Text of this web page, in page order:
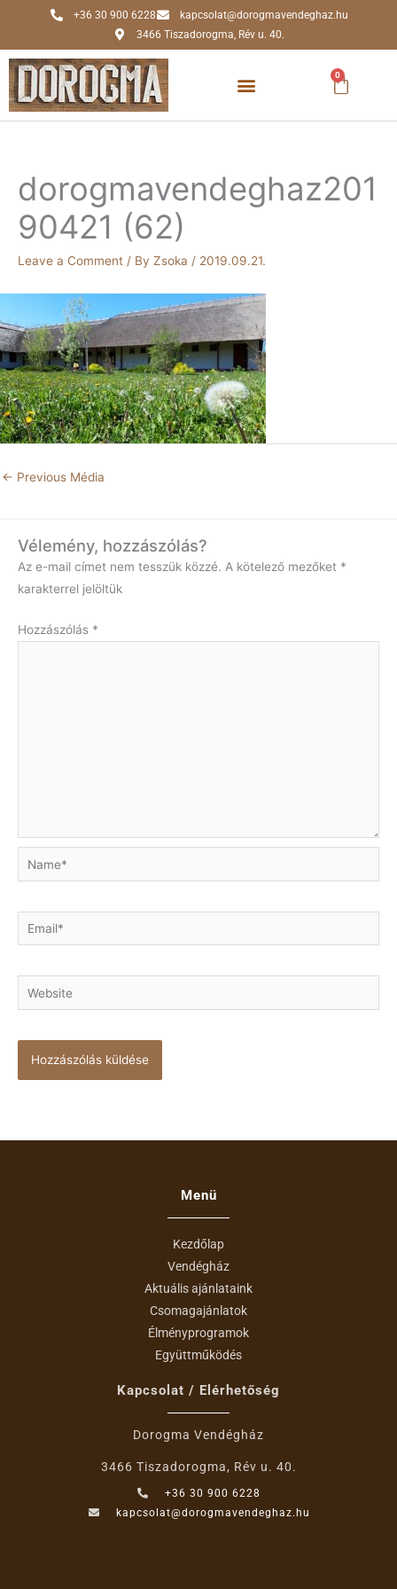
content
+36 30 900 6228
kapcsolat@dorogmavendeghaz.hu
3466 Tiszadorogma, Rév u. 40.
0
Kosár
dorogmavendeghaz201
90421 (62)
Leave a Comment / By Zsoka / 2019.09.21.
← Previous Média
Vélemény, hozzászólás?
Az e-mail címet nem tesszük közzé. A kötelező mezőket *
karakterrel jelöltük
Hozzászólás *
Name*
Email*
Website
Menü
Kezdőlap
Vendégház
Aktuális ajánlataink
Csomagajánlatok
Élményprogramok
Együttműködés
Kapcsolat / Elérhetőség
Dorogma Vendégház
3466 Tiszadorogma, Rév u. 40.
+36 30 900 6228
kapcsolat@dorogmavendeghaz.hu